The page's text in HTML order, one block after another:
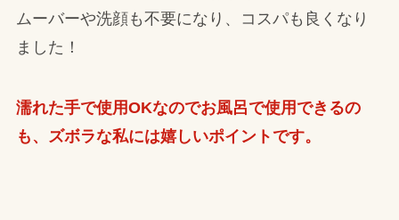
ムーバーや洗顔も不要になり、コスパも良くなり
ました！
濡れた手で使用OKなのでお風呂で使用できるの
も、ズボラな私には嬉しいポイントです。